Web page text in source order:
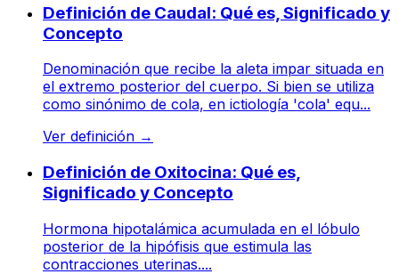
Definición de Caudal: Qué es, Significado y
Concepto
Denominación que recibe la aleta impar situada en
el extremo posterior del cuerpo. Si bien se utiliza
como sinónimo de cola, en ictiología 'cola' equ...
Ver definición →
Definición de Oxitocina: Qué es,
Significado y Concepto
Hormona hipotalámica acumulada en el lóbulo
posterior de la hipófisis que estimula las
contracciones uterinas....